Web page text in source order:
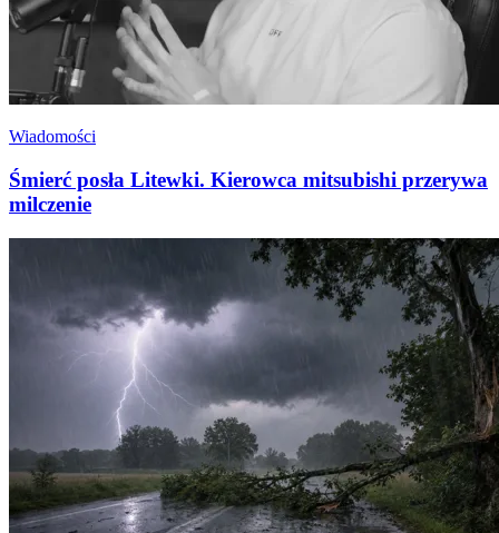
Wiadomości
Śmierć posła Litewki. Kierowca mitsubishi przerywa
milczenie